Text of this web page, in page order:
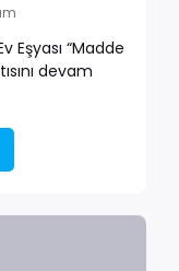
Eşyası “Madde
devam